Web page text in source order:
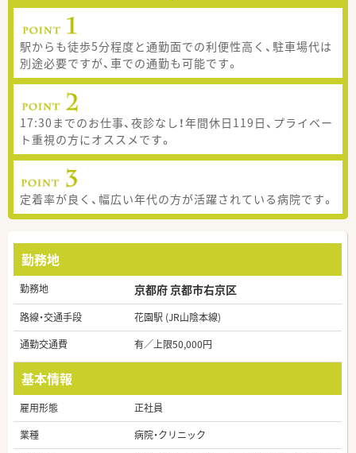
駅からも徒歩5分程度と通勤面での利便性高く、駐車場代は
別途必要ですが、車での通勤も可能です。
17:30までのお仕事、夜診なし！年間休日119日、プライベー
ト重視の方にオススメです。
定着率が良く、幅広い年代の方が活躍されている病院です。
勤務地
勤務地 京都府 京都市右京区
路線・交通手段
花園駅 (JR山陰本線)
通勤交通費
有／上限50,000円
基本情報
雇用形態
正社員
業種
病院・クリニック